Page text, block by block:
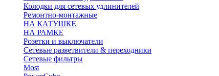
Колодки для сетевых удлинителей
Ремонтно-монтажные
НА КАТУШКЕ
НА РАМКЕ
Розетки и выключатели
Сетевые разветвители & переходники
Сетевые фильтры
Most